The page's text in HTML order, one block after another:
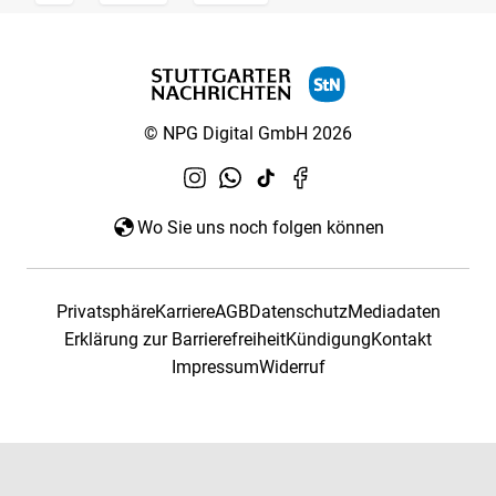
© NPG Digital GmbH 2026
Wo Sie uns noch folgen können
PrivatsphäreKarriereAGBDatenschutzMediadaten
Erklärung zur BarrierefreiheitKündigungKontakt
ImpressumWiderruf